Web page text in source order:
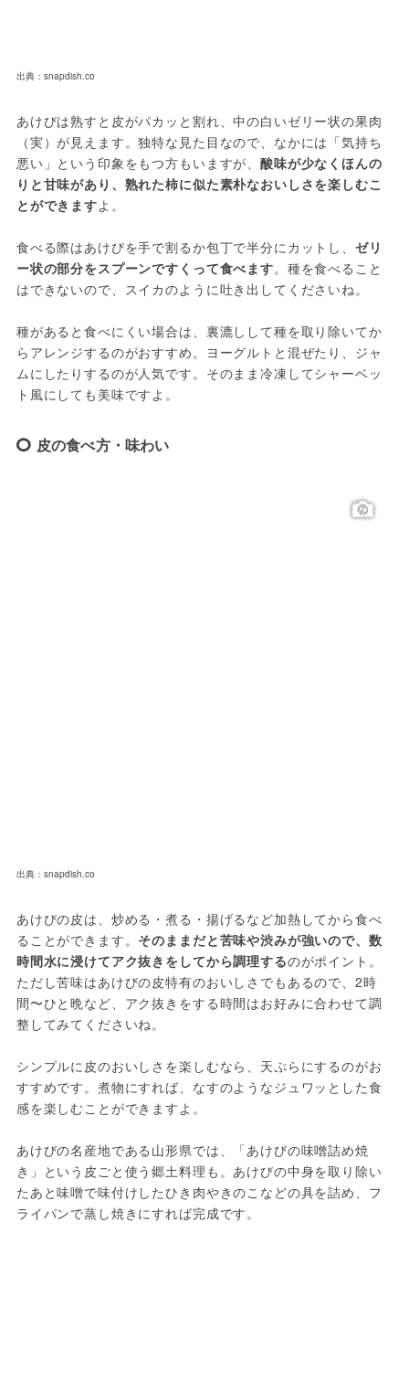
出典：snapdish.co
あけびは熟すと皮がパカッと割れ、中の白いゼリー状の果肉
（実）が見えます。独特な見た目なので、なかには「気持ち
悪い」という印象をもつ方もいますが、酸味が少なくほんの
りと甘味があり、熟れた柿に似た素朴なおいしさを楽しむこ
とができますよ。
食べる際はあけびを手で割るか包丁で半分にカットし、 ゼリ
ー状の部分をスプーンですくって食べます。種を食べること
はできないので、スイカのように吐き出してくださいね。
種があると食べにくい場合は、裏漉しして種を取り除いてか
らアレンジするのがおすすめ。ヨーグルトと混ぜたり、ジャ
ムにしたりするのが人気です。そのまま冷凍してシャーベッ
ト風にしても美味ですよ。
皮の食べ方・味わい
出典：snapdish.co
あけびの皮は、炒める・煮る・揚げるなど加熱してから食べ
ることができます。 そのままだと苦味や渋みが強いので、数
時間水に浸けてアク抜きをしてから調理するのがポイント。
ただし苦味はあけびの皮特有のおいしさでもあるので、2時
間〜ひと晩など、アク抜きをする時間はお好みに合わせて調
整してみてくださいね。
シンプルに皮のおいしさを楽しむなら、天ぷらにするのがお
すすめです。煮物にすれば、なすのようなジュワッとした食
感を楽しむことができますよ。
あけびの名産地である山形県では、「あけびの味噌詰め焼
き」という皮ごと使う郷土料理も。あけびの中身を取り除い
たあと味噌で味付けしたひき肉やきのこなどの具を詰め、フ
ライパンで蒸し焼きにすれば完成です。